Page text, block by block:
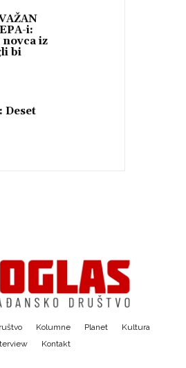
i:
iz
bi
Deset
Kolumne Planet
Kultura
Kontakt